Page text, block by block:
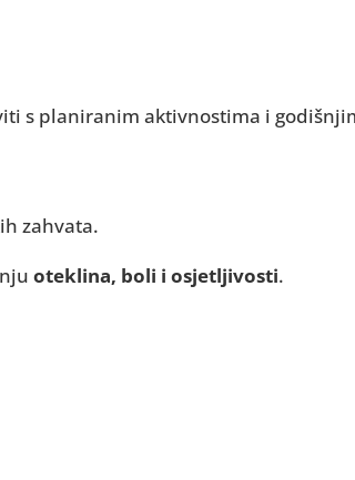
s planiranim aktivnostima i
zahvata.
oteklina, boli i osjetljivosti.